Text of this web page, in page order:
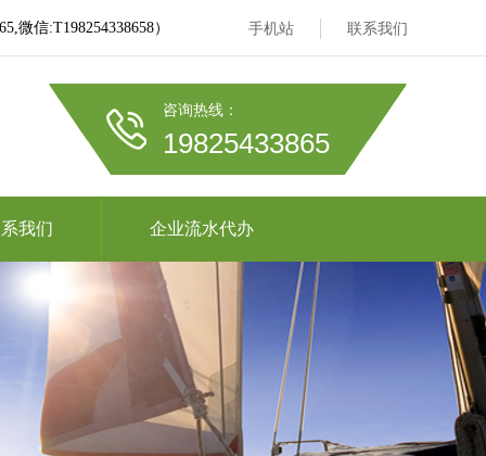
微信:T198254338658） 手机站 联系我们
咨询热线：
19825433865
我们 企业流水代办